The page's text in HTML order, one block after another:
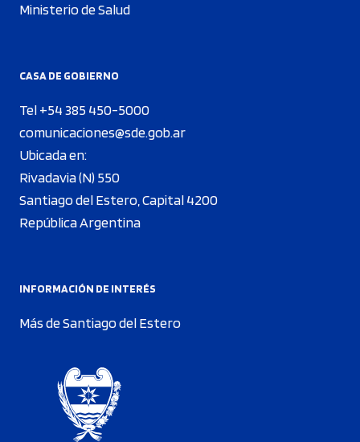
Ministerio de Salud
CASA DE GOBIERNO
Tel +54 385 450-5000
comunicaciones@sde.gob.ar
Ubicada en:
Rivadavia (N) 550
Santiago del Estero, Capital 4200
República Argentina
INFORMACIÓN DE INTERÉS
Más de Santiago del Estero